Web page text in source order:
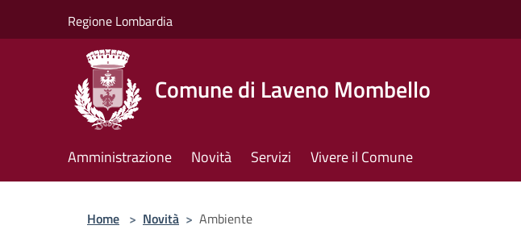
Regione Lombardia
Comune di Laveno Mombello
Amministrazione Novità Servizi Vivere il Comune
Home > Novità > Ambiente